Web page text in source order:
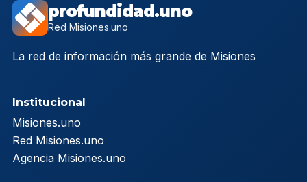
profundidad.uno
Red Misiones.uno
La red de información más grande de Misiones
Institucional
Misiones.uno
Red Misiones.uno
Agencia Misiones.uno